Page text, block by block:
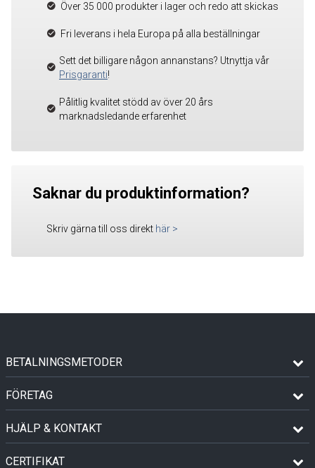
Över 35 000 produkter i lager och redo att skickas
Fri leverans i hela Europa på alla beställningar
Sett det billigare någon annanstans? Utnyttja vår
Prisgaranti!
Pålitlig kvalitet stödd av över 20 års
marknadsledande erfarenhet
Saknar du produktinformation?
Skriv gärna till oss direkt här >
BETALNINGSMETODER
FÖRETAG
HJÄLP & KONTAKT
CERTIFIKAT